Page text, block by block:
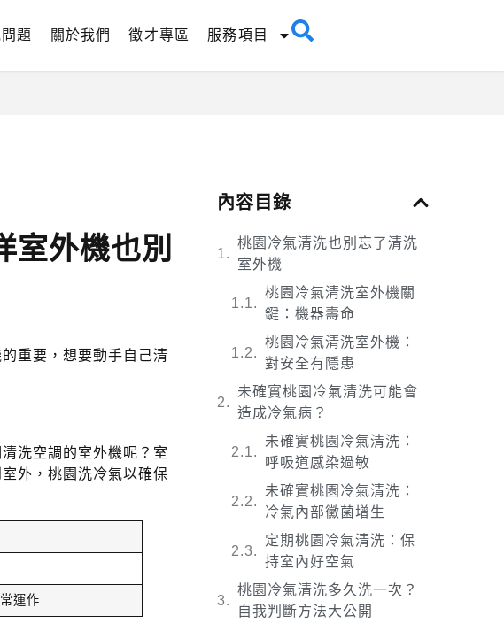
題 關於我們 徵才專區 服務項目
室外機也別
重要，想要動手自己清
洗空調的室外機呢？室
外，桃園洗冷氣以確保
運作
內容目錄
桃園冷氣清洗也別忘了清洗
室外機
桃園冷氣清洗室外機關
鍵：機器壽命
桃園冷氣清洗室外機：
對安全有隱患
未確實桃園冷氣清洗可能會
造成冷氣病？
未確實桃園冷氣清洗：
呼吸道感染過敏
未確實桃園冷氣清洗：
冷氣內部黴菌增生
定期桃園冷氣清洗：保
持室內好空氣
桃園冷氣清洗多久洗一次？
自我判斷方法大公開